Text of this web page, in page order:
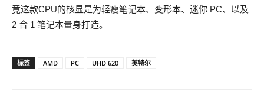
竟这款CPU的核显是为轻瘦笔记本、变形本、迷你 PC、以及
2 合 1 笔记本量身打造。
标签 AMD PC UHD 620 英特尔